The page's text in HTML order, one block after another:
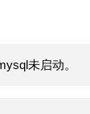
未启动。